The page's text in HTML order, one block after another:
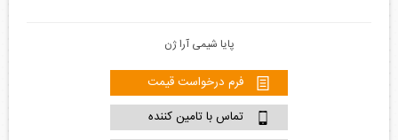
پایا شیمی آرا ژن
فرم درخواست قیمت
تماس با تامین کننده